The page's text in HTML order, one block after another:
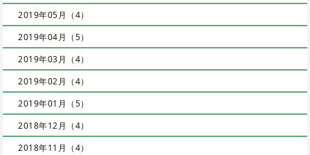
2019年05月（4）
2019年04月（5）
2019年03月（4）
2019年02月（4）
2019年01月（5）
2018年12月（4）
2018年11月（4）